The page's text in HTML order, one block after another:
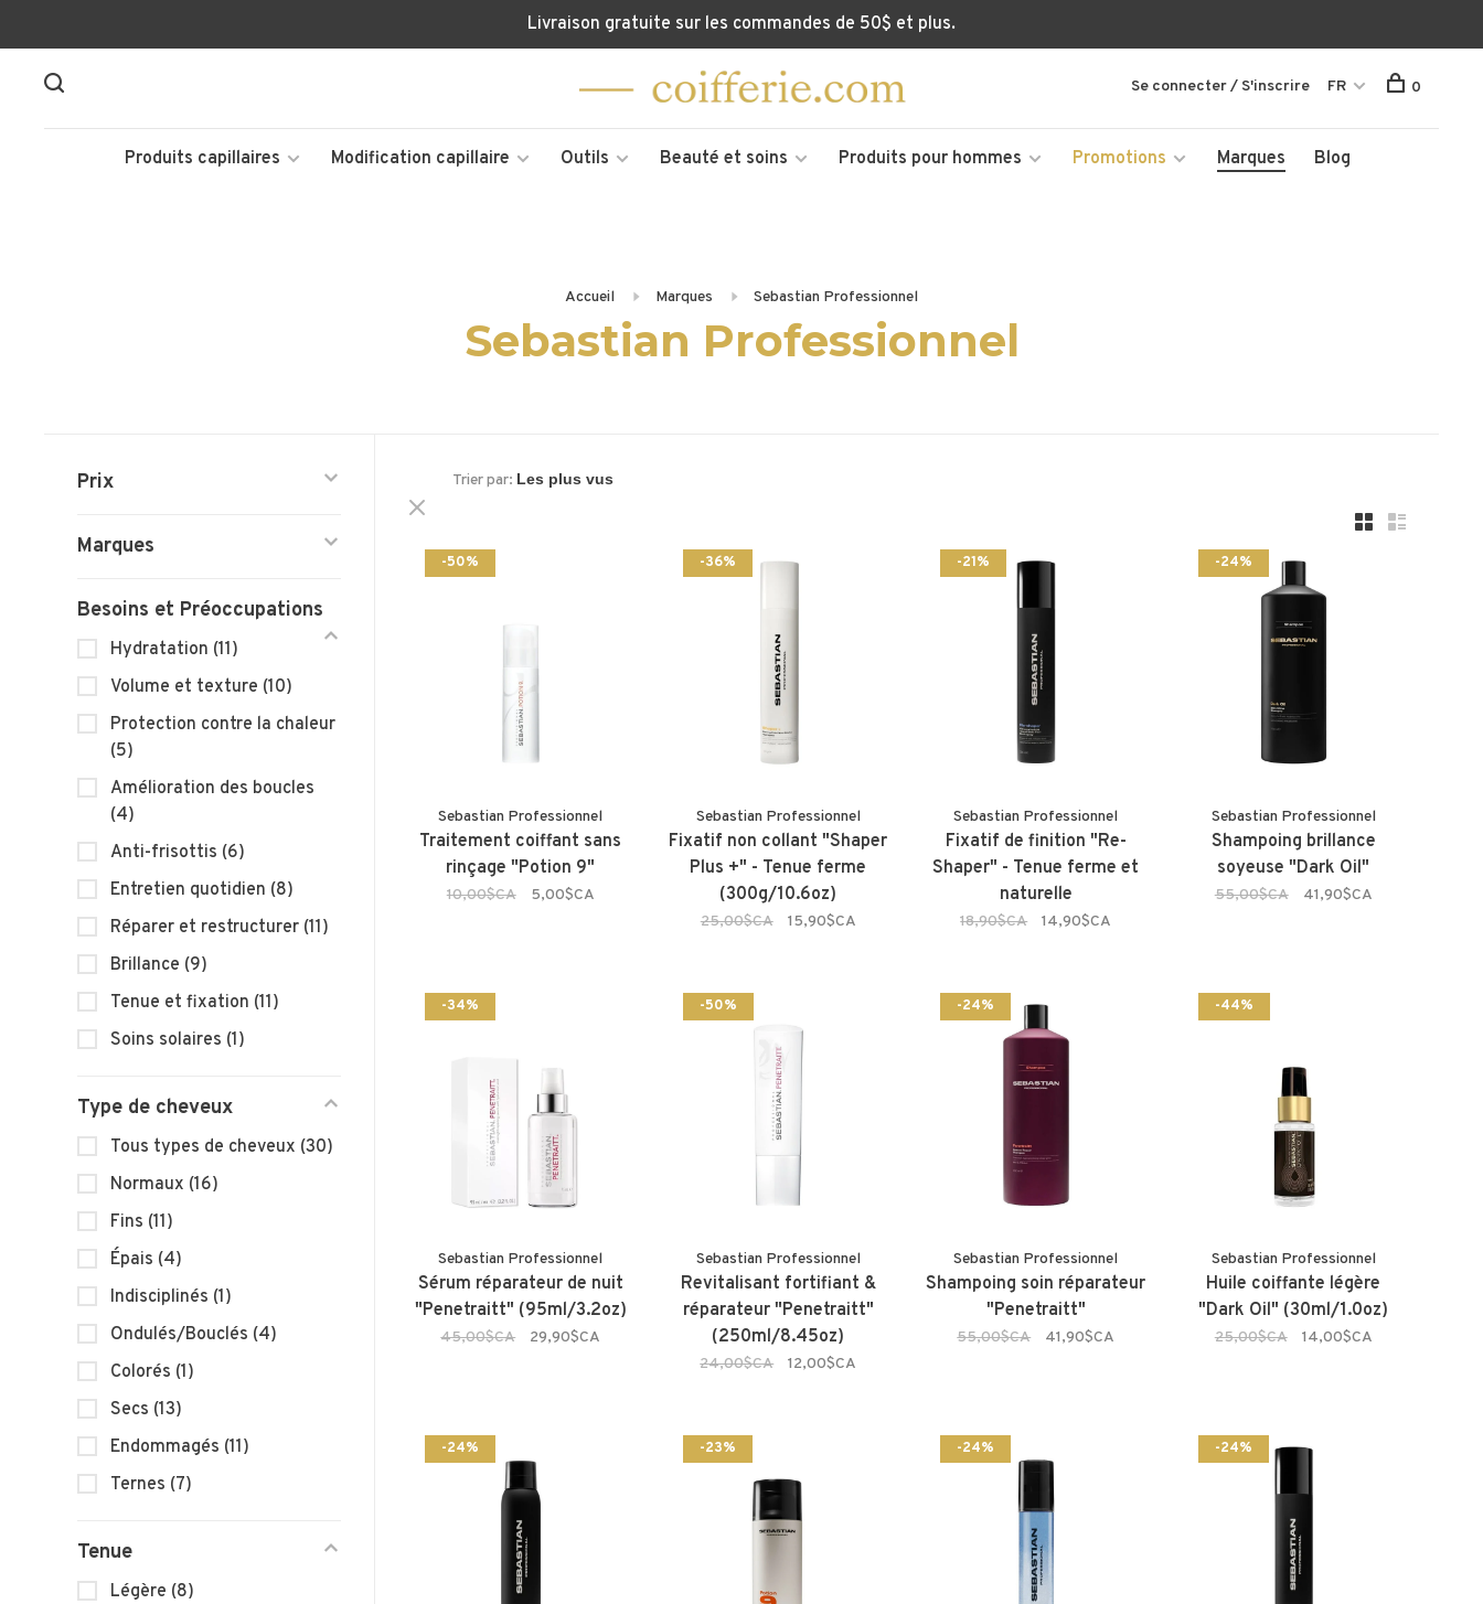
Livraison gratuite sur les commandes de 50$ et plus.
Produits capillaires Modification capillaire Outils Beauté et soins Produits pour hommes Promotions Marques Blog
Se connecter / S'inscrire FR 0
Accueil Marques Sebastian Professionnel
Sebastian Professionnel
Prix
Marques
Besoins et Préoccupations
Hydratation (11)
Volume et texture (10)
Protection contre la chaleur
(5)
Amélioration des boucles
(4)
Anti-frisottis (6)
Entretien quotidien (8)
Réparer et restructurer (11)
Brillance (9)
Tenue et fixation (11)
Soins solaires (1)
Type de cheveux
Tous types de cheveux (30)
Normaux (16)
Fins (11)
Épais (4)
Indisciplinés (1)
Ondulés/Bouclés (4)
Colorés (1)
Secs (13)
Endommagés (11)
Ternes (7)
Tenue
Légère (8)
Trier par:
-50%
Sebastian Professionnel
Traitement coiffant sans
rinçage "Potion 9"
10,00$CA 5,00$CA
-36%
Sebastian Professionnel
Fixatif non collant "Shaper
Plus +" - Tenue ferme
(300g/10.6oz)
25,00$CA 15,90$CA
-21%
Sebastian Professionnel
Fixatif de finition "Re-
Shaper" - Tenue ferme et
naturelle
18,90$CA 14,90$CA
-24%
Sebastian Professionnel
Shampoing brillance
soyeuse "Dark Oil"
55,00$CA 41,90$CA
-34%
Sebastian Professionnel
Sérum réparateur de nuit
"Penetraitt" (95ml/3.2oz)
45,00$CA 29,90$CA
-50%
Sebastian Professionnel
Revitalisant fortifiant &
réparateur "Penetraitt"
(250ml/8.45oz)
24,00$CA 12,00$CA
-24%
Sebastian Professionnel
Shampoing soin réparateur
"Penetraitt"
55,00$CA 41,90$CA
-44%
Sebastian Professionnel
Huile coiffante légère
"Dark Oil" (30ml/1.0oz)
25,00$CA 14,00$CA
-24% -23% -24% -24%